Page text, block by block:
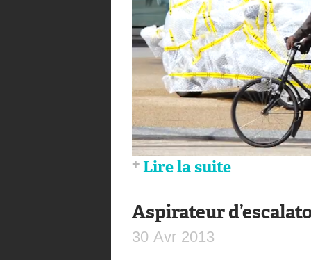
Lire la suite
Aspirateur
30 Avr 2013